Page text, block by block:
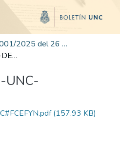
Edición 001/2025 del 26 de mayo de 2025
RD-2024-2776-UNC-DEC#FCEFYN
UNC-
(157.93 KB)